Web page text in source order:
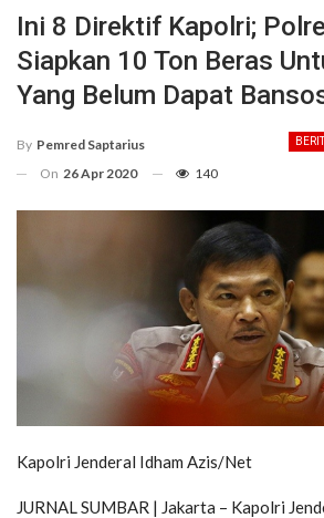
Ini 8 Direktif Kapolri;
Siapkan 10 Ton Beras
Yang Belum Dapat
By Pemred Saptarius
On 26 Apr 2020 140
Kapolri Jenderal Idham Azis/Net
JURNAL SUMBAR | Jakarta – Kapolri